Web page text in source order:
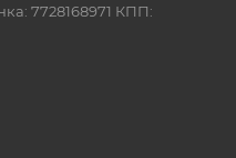
7728168971 КПП: